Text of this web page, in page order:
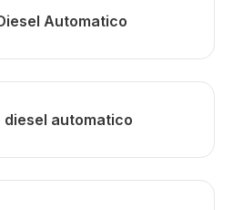
Automatico
diesel automatico